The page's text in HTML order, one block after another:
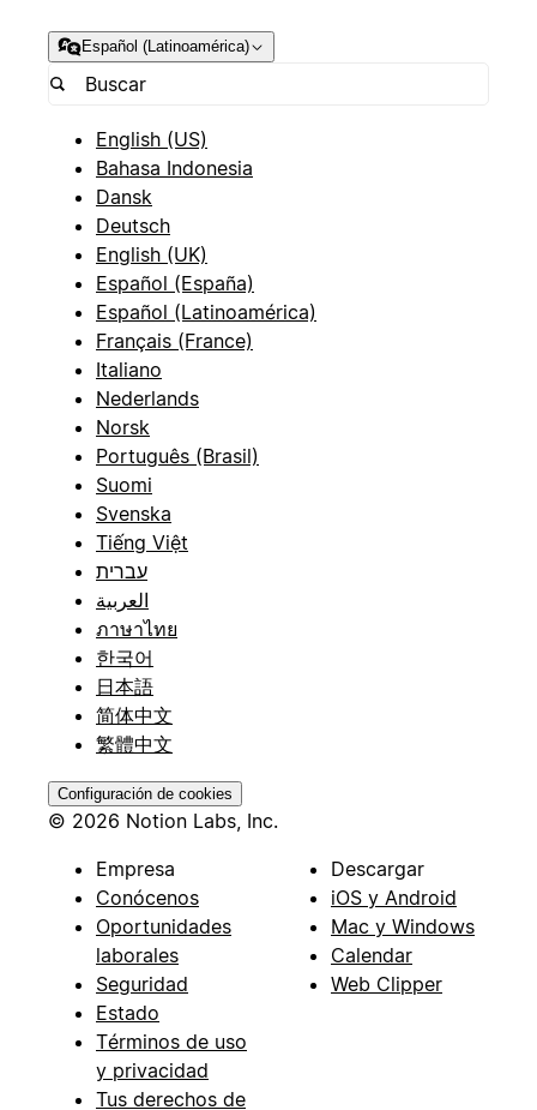
Español (Latinoamérica)
English (US)
Bahasa Indonesia
Dansk
Deutsch
English (UK)
Español (España)
Español (Latinoamérica)
Français (France)
Italiano
Nederlands
Norsk
Português (Brasil)
Suomi
Svenska
Tiếng Việt
עברית
العربية
ภาษาไทย
한국어
日本語
简体中文
繁體中文
Configuración de cookies
© 2026 Notion Labs, Inc.
Empresa
Conócenos
Oportunidades
laborales
Seguridad
Estado
Términos de uso
y privacidad
Tus derechos de
Descargar
iOS y Android
Mac y Windows
Calendar
Web Clipper